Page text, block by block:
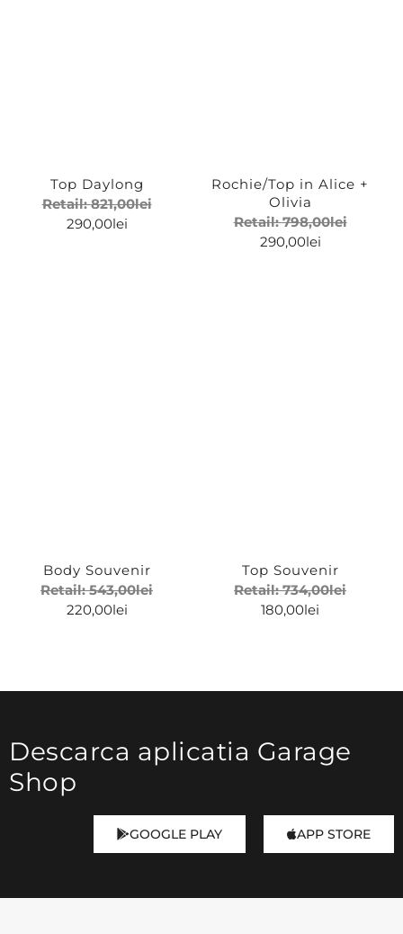
Top Daylong
Retail:821,00lei
290,00lei
Rochie/Top in Alice +
Olivia
Retail:798,00lei
290,00lei
Body Souvenir
Retail:543,00lei
220,00lei
Top Souvenir
Retail:734,00lei
180,00lei
Descarca aplicatia Garage
Shop
GOOGLE PLAY APP STORE